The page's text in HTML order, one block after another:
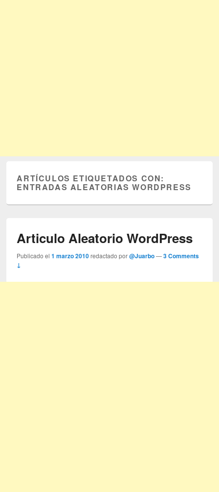
ARTÍCULOS ETIQUETADOS CON:
ENTRADAS ALEATORIAS WORDPRESS
Articulo Aleatorio WordPress
Publicado el1 marzo 2010 redactado por@Juarbo —3 Comments
↓